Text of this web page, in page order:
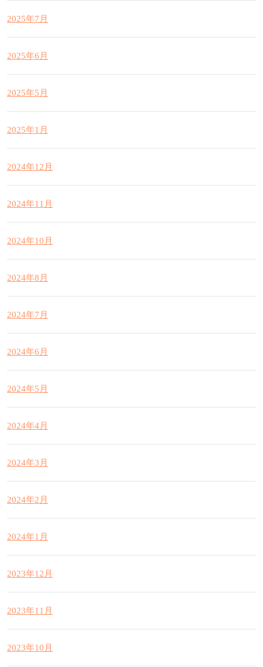
2025年7月
2025年6月
2025年5月
2025年1月
2024年12月
2024年11月
2024年10月
2024年8月
2024年7月
2024年6月
2024年5月
2024年4月
2024年3月
2024年2月
2024年1月
2023年12月
2023年11月
2023年10月